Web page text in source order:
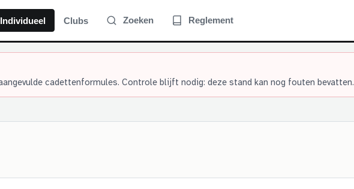
Individueel Clubs Zoeken Reglement
cadettenformules. Controle blijft nodig: deze stand kan nog fouten bevatten.